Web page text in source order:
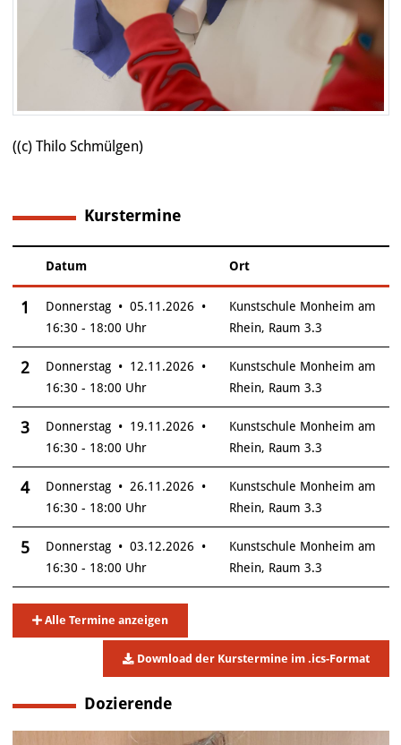
((c) Thilo Schmülgen)
Kurstermine
Insgesamt gibt es 6 Termine zum diesen Kurs
–
Datum Ort
1
Donnerstag • 05.11.2026 •
16:30 - 18:00 Uhr
Kunstschule Monheim am
Rhein, Raum 3.3
2
Donnerstag • 12.11.2026 •
16:30 - 18:00 Uhr
Kunstschule Monheim am
Rhein, Raum 3.3
3
Donnerstag • 19.11.2026 •
16:30 - 18:00 Uhr
Kunstschule Monheim am
Rhein, Raum 3.3
4
Donnerstag • 26.11.2026 •
16:30 - 18:00 Uhr
Kunstschule Monheim am
Rhein, Raum 3.3
5
Donnerstag • 03.12.2026 •
16:30 - 18:00 Uhr
Kunstschule Monheim am
Rhein, Raum 3.3
Alle Termine anzeigen
Download der Kurstermine im .ics-Format
Dozierende